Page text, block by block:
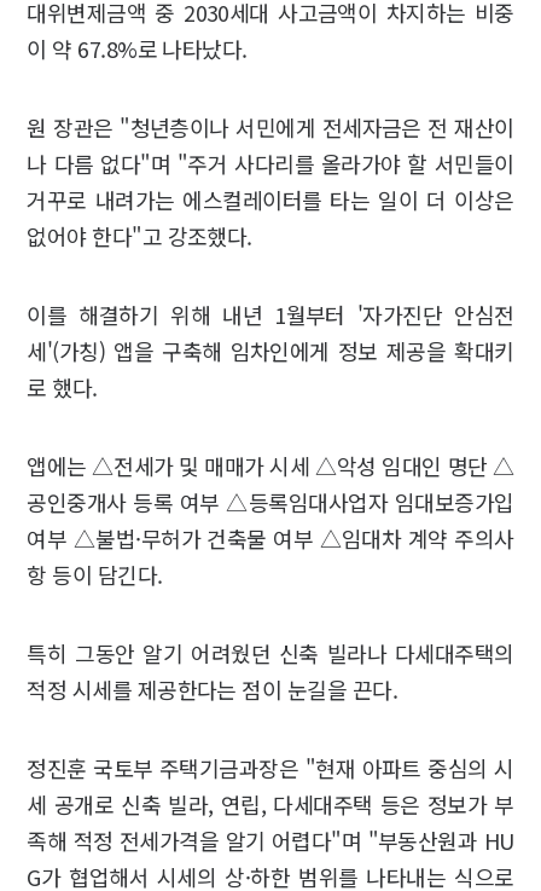
대위변제금액 중 2030세대 사고금액이 차지하는 비중
이 약 67.8%로 나타났다.
원 장관은 "청년층이나 서민에게 전세자금은 전 재산이
나 다름 없다"며 "주거 사다리를 올라가야 할 서민들이
거꾸로 내려가는 에스컬레이터를 타는 일이 더 이상은
없어야 한다"고 강조했다.
이를 해결하기 위해 내년 1월부터 '자가진단 안심전
세'(가칭) 앱을 구축해 임차인에게 정보 제공을 확대키
로 했다.
앱에는 △전세가 및 매매가 시세 △악성 임대인 명단 △
공인중개사 등록 여부 △등록임대사업자 임대보증가입
여부 △불법·무허가 건축물 여부 △임대차 계약 주의사
항 등이 담긴다.
특히 그동안 알기 어려웠던 신축 빌라나 다세대주택의
적정 시세를 제공한다는 점이 눈길을 끈다.
정진훈 국토부 주택기금과장은 "현재 아파트 중심의 시
세 공개로 신축 빌라, 연립, 다세대주택 등은 정보가 부
족해 적정 전세가격을 알기 어렵다"며 "부동산원과 HU
G가 협업해서 시세의 상·하한 범위를 나타내는 식으로